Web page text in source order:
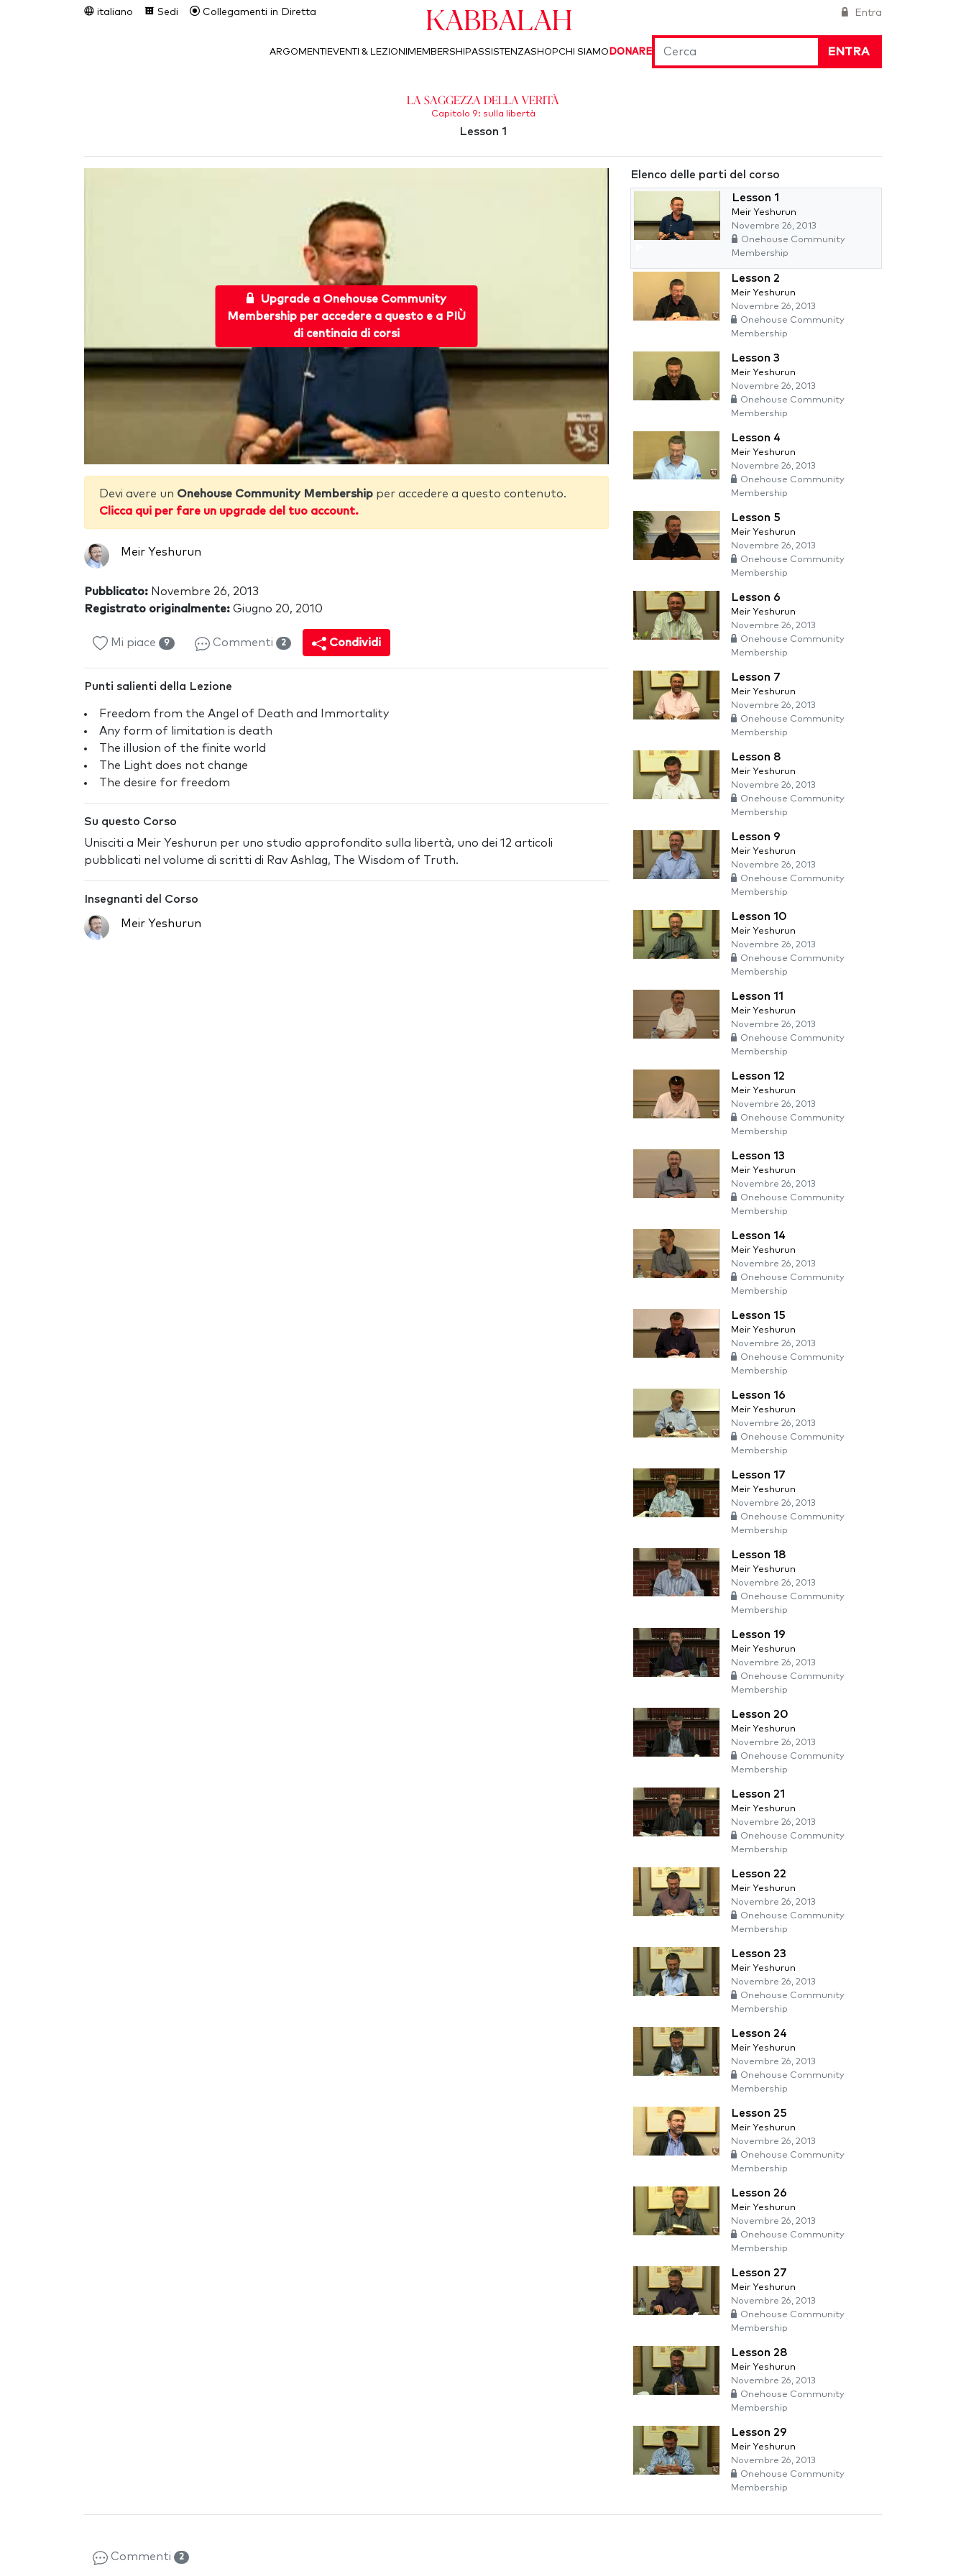
Entra
italiano Sedi Collegamenti in Diretta Kabbalah
ENTRA
ARGOMENTI EVENTI & LEZIONI MEMBERSHIPASSISTENZASHOPCHI SIAMO DONARE
La saggezza della Verità
Capitolo 9: sulla libertà
Lesson 1
Upgrade a Onehouse Community
Membership per accedere a questo e a PIÙ
di centinaia di corsi
Devi avere un Onehouse Community Membership per accedere a questo contenuto.
Clicca qui per fare un upgrade del tuo account.
Meir Yeshurun
Pubblicato: Novembre 26, 2013
Registrato originalmente: Giugno 20, 2010
Mi piace 9 Commenti 2 Condividi
Punti salienti della Lezione
Freedom from the Angel of Death and Immortality
Any form of limitation is death
The illusion of the finite world
The Light does not change
The desire for freedom
Su questo Corso
Unisciti a Meir Yeshurun per uno studio approfondito sulla libertà, uno dei 12 articoli
pubblicati nel volume di scritti di Rav Ashlag, The Wisdom of Truth.
Insegnanti del Corso
Meir Yeshurun
Elenco delle parti del corso
Lesson 1
Meir Yeshurun
Novembre 26, 2013
Onehouse Community
Membership
Lesson 2
Meir Yeshurun
Novembre 26, 2013
Onehouse Community
Membership
Lesson 3
Meir Yeshurun
Novembre 26, 2013
Onehouse Community
Membership
Lesson 4
Meir Yeshurun
Novembre 26, 2013
Onehouse Community
Membership
Lesson 5
Meir Yeshurun
Novembre 26, 2013
Onehouse Community
Membership
Lesson 6
Meir Yeshurun
Novembre 26, 2013
Onehouse Community
Membership
Lesson 7
Meir Yeshurun
Novembre 26, 2013
Onehouse Community
Membership
Lesson 8
Meir Yeshurun
Novembre 26, 2013
Onehouse Community
Membership
Lesson 9
Meir Yeshurun
Novembre 26, 2013
Onehouse Community
Membership
Lesson 10
Meir Yeshurun
Novembre 26, 2013
Onehouse Community
Membership
Lesson 11
Meir Yeshurun
Novembre 26, 2013
Onehouse Community
Membership
Lesson 12
Meir Yeshurun
Novembre 26, 2013
Onehouse Community
Membership
Lesson 13
Meir Yeshurun
Novembre 26, 2013
Onehouse Community
Membership
Lesson 14
Meir Yeshurun
Novembre 26, 2013
Onehouse Community
Membership
Lesson 15
Meir Yeshurun
Novembre 26, 2013
Onehouse Community
Membership
Lesson 16
Meir Yeshurun
Novembre 26, 2013
Onehouse Community
Membership
Lesson 17
Meir Yeshurun
Novembre 26, 2013
Onehouse Community
Membership
Lesson 18
Meir Yeshurun
Novembre 26, 2013
Onehouse Community
Membership
Lesson 19
Meir Yeshurun
Novembre 26, 2013
Onehouse Community
Membership
Lesson 20
Meir Yeshurun
Novembre 26, 2013
Onehouse Community
Membership
Lesson 21
Meir Yeshurun
Novembre 26, 2013
Onehouse Community
Membership
Lesson 22
Meir Yeshurun
Novembre 26, 2013
Onehouse Community
Membership
Lesson 23
Meir Yeshurun
Novembre 26, 2013
Onehouse Community
Membership
Lesson 24
Meir Yeshurun
Novembre 26, 2013
Onehouse Community
Membership
Lesson 25
Meir Yeshurun
Novembre 26, 2013
Onehouse Community
Membership
Lesson 26
Meir Yeshurun
Novembre 26, 2013
Onehouse Community
Membership
Lesson 27
Meir Yeshurun
Novembre 26, 2013
Onehouse Community
Membership
Lesson 28
Meir Yeshurun
Novembre 26, 2013
Onehouse Community
Membership
Lesson 29
Meir Yeshurun
Novembre 26, 2013
Onehouse Community
Membership
Commenti 2